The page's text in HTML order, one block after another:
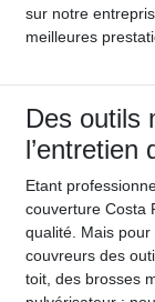
sur notre
meilleures
Des outils
l’entretien
Etant
couverture Costa
qualité. Mais
couvreurs des
toit, des brosses